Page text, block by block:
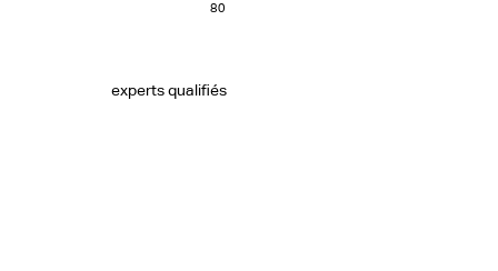
80
experts qualifiés